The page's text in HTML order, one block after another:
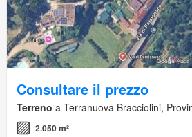
Consultare il prezzo
Terreno a Terranuova Bracciolini,
2.050 m²